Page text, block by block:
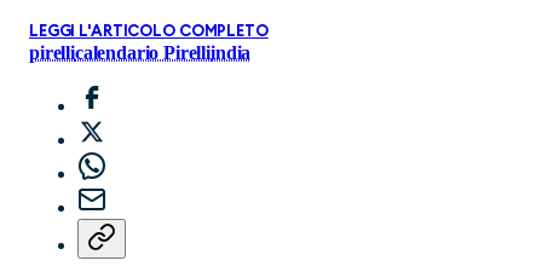
LEGGI L'ARTICOLO COMPLETO
pirellicalendario Pirelliindia